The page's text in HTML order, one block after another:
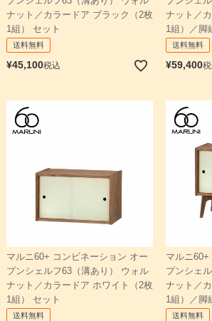
ナット／カラードア ブラック（2枚
1組） セット
送料無料
¥45,100税込
ナット／
1組）／脚
送料無料
¥59,400
マルニ60+ コンビネーション オー
プンシェルフ63（溝あり） ウォル
ナット／カラードア ホワイト（2枚
1組） セット
送料無料
マルニ60+
プンシェ
ナット／
1組）／脚
送料無料